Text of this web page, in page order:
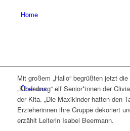
Home
Über uns
Mit großem „Hallo“ begrüßten jetzt
„Kinderburg“ elf Senior*innen der
der Kita. „Die Maxikinder hatten den
Erzieherinnen ihre Gruppe dekoriert
erzählt Leiterin Isabel Beermann.